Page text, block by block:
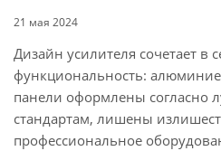
21 мая 2024
Дизайн усилителя сочетает в
функциональность:
панели оформлены согласно
стандартам, лишены
профессиональное